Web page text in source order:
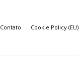
Contato Cookie Policy (EU)